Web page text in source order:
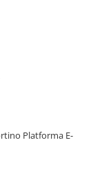
Platforma E-